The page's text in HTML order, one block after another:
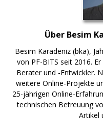
Über Besim
Besim Karadeniz (bka),
von PF-BITS seit 2016.
Berater und -Entwickler.
weitere Online-Projekte
25-jährigen Online-
technischen Betreuung
Artikel